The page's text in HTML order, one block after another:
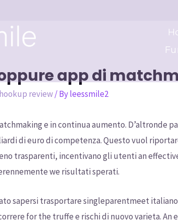
app di
review/ Byleessmile2
e in continua aumento. D’altronde
di euro di competenza. Questo vuol
trasparenti, incentivano gli utenti an
we risultati sperati.
sapersi trasportare singleparentmeet
for the truffe e rischi di nuovo varieta.